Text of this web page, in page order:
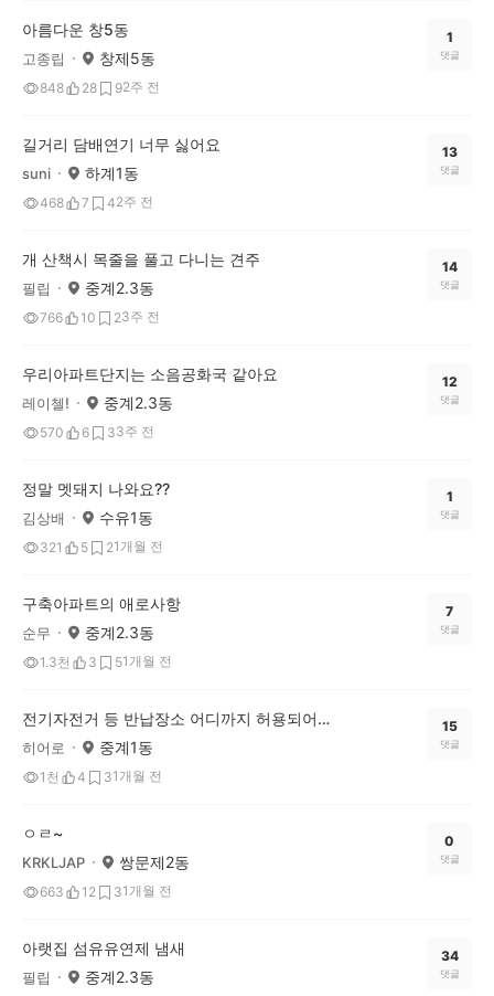
아름다운 창5동
고종립 창제5동
848 28 92주 전
1
댓글
길거리 담배연기 너무 싫어요
suni 하계1동
468 7 42주 전
13
댓글
개 산책시 목줄을 풀고 다니는 견주
필립 중계2.3동
766 10 23주 전
14
댓글
우리아파트단지는 소음공화국 같아요
레이첼! 중계2.3동
570 6 33주 전
12
댓글
정말 멧돼지 나와요??
김상배 수유1동
321 5 21개월 전
1
댓글
구축아파트의 애로사항
순무 중계2.3동
1.3천 3 51개월 전
7
댓글
전기자전거 등 반납장소 어디까지 허용되어야 하나요?
히어로 중계1동
1천 4 31개월 전
15
댓글
ㅇㄹ~
KRKLJAP 쌍문제2동
663 12 31개월 전
0
댓글
아랫집 섬유유연제 냄새
필립 중계2.3동
34
댓글